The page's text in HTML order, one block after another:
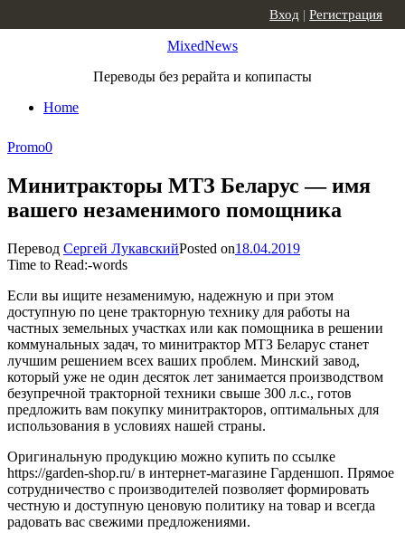
MixedNews
Переводы без рерайта и копипасты
Home
Вход | Регистрация
Promo0
Минитракторы МТЗ Беларус — имя
вашего незаменимого помощника
Перевод Сергей ЛукавскийPosted on18.04.2019
Time to Read:-words
Если вы ищите незаменимую, надежную и при этом
доступную по цене тракторную технику для работы на
частных земельных участках или как помощника в решении
коммунальных задач, то минитрактор МТЗ Беларус станет
лучшим решением всех ваших проблем. Минский завод,
который уже не один десяток лет занимается производством
безупречной тракторной техники свыше 300 л.с., готов
предложить вам покупку минитракторов, оптимальных для
использования в условиях нашей страны.
Оригинальную продукцию можно купить по ссылке
https://garden-shop.ru/ в интернет-магазине Гарденшоп. Прямое
сотрудничество с производителей позволяет формировать
честную и доступную ценовую политику на товар и всегда
радовать вас свежими предложениями.